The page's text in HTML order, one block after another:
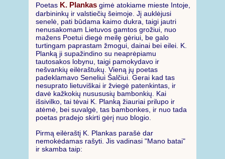
Poetas K. Plankas gimė atokiame mieste Intoje,
darbininkų ir valstiečių šeimoje. Jį auklėjusi
senelė, pati būdama kaimo dukra, taigi jautri
nenusakomam Lietuvos gamtos grožiui, nuo
mažens Poetui diegė meilę gėriui, be galo
turtingam paprastam žmogui, dainai bei eilei. K.
Planką ji supažindino su neaprėpiamu
tautosakos lobynu, taigi pamokydavo ir
nešvankių eilėraštukų. Vieną jų poetas
padeklamavo Seneliui Šalčiui. Gerai kad tas
nesuprato lietuviškai ir žviegė patenkintas, ir
davė kažkokių nusususių bambonkių. Kai
išsivilko, tai tėvai K. Planką žiauriai prilupo ir
atėmė, bei suvalgė, tas bambonkes, ir nuo tada
poetas pradejo skirti gėrį nuo blogio.
Pirmą eilėraštį K. Plankas parašė dar
nemokėdamas rašyti. Jis vadinasi "Mano batai"
ir skamba taip: